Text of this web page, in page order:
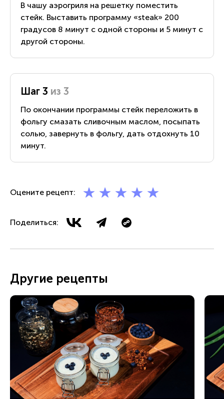
В чашу аэрогриля на решетку поместить
стейк. Выставить программу «steak» 200
градусов 8 минут с одной стороны и 5 минут с
другой стороны.
Шаг 3 из 3
По окончании программы стейк переложить в
фольгу смазать сливочным маслом, посыпать
солью, завернуть в фольгу, дать отдохнуть 10
минут.
Оцените рецепт:
Поделиться:
Другие рецепты